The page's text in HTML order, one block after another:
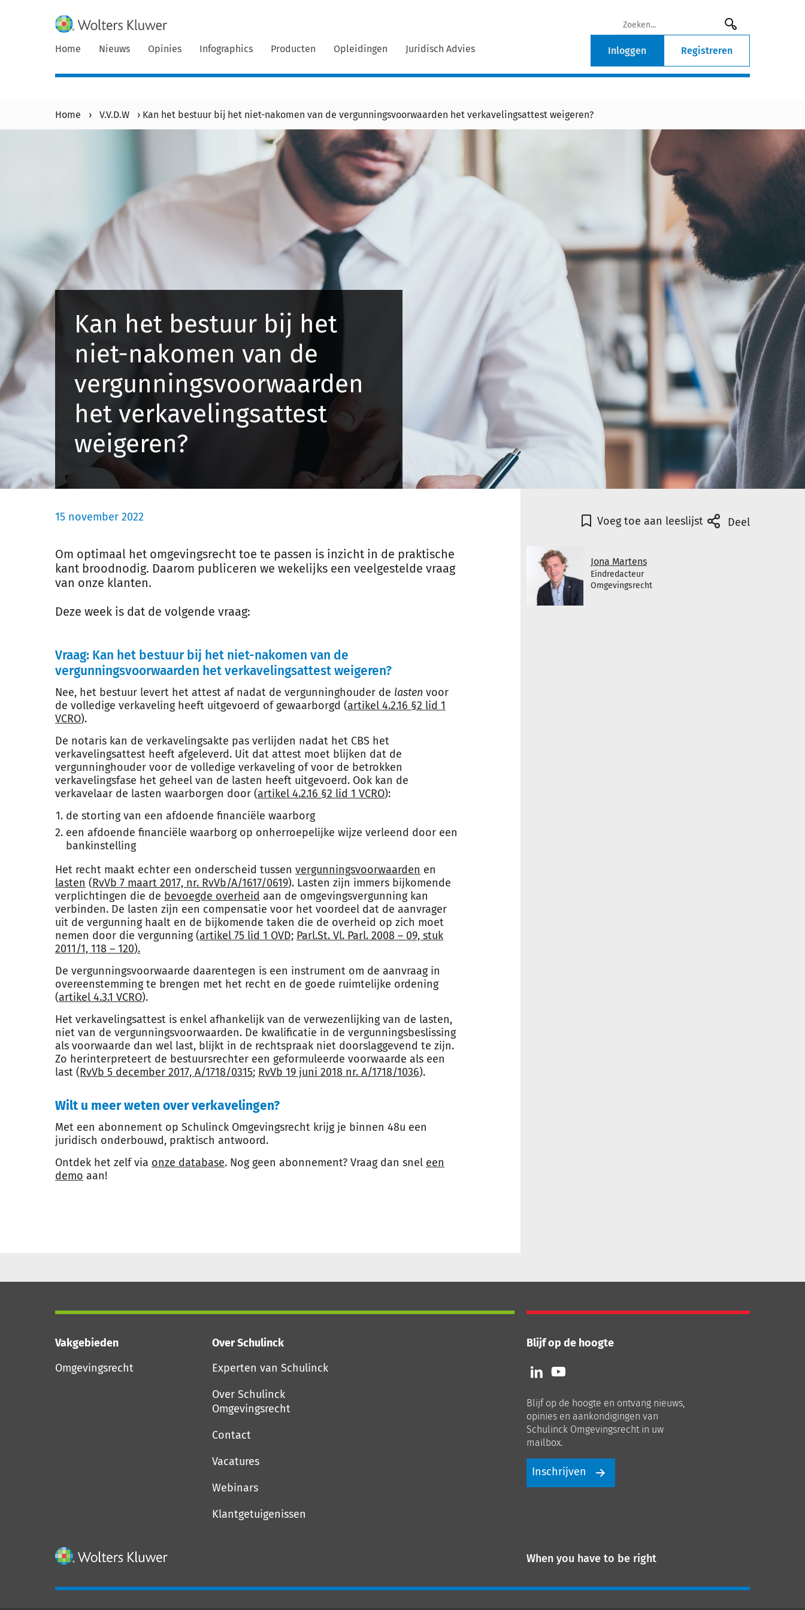
Home Nieuws Opinies Infographics Producten Opleidingen Juridisch Advies Inloggen Registreren
Home › V.V.D.W › Kan het bestuur bij het niet-nakomen van de vergunningsvoorwaarden het verkavelingsattest weigeren?
Kan het bestuur bij het
niet-nakomen van de
vergunningsvoorwaarden
het verkavelingsattest
weigeren?
15 november 2022
Om optimaal het omgevingsrecht toe te passen is inzicht in de praktische
kant broodnodig. Daarom publiceren we wekelijks een veelgestelde vraag
van onze klanten.
Deze week is dat de volgende vraag:
Vraag: Kan het bestuur bij het niet-nakomen van de
vergunningsvoorwaarden het verkavelingsattest weigeren?
Nee, het bestuur levert het attest af nadat de vergunninghouder de lasten voor
de volledige verkaveling heeft uitgevoerd of gewaarborgd (artikel 4.2.16 §2 lid 1
VCRO).
De notaris kan de verkavelingsakte pas verlijden nadat het CBS het
verkavelingsattest heeft afgeleverd. Uit dat attest moet blijken dat de
vergunninghouder voor de volledige verkaveling of voor de betrokken
verkavelingsfase het geheel van de lasten heeft uitgevoerd. Ook kan de
verkavelaar de lasten waarborgen door (artikel 4.2.16 §2 lid 1 VCRO):
de storting van een afdoende financiële waarborg
een afdoende financiële waarborg op onherroepelijke wijze verleend door een
bankinstelling
Het recht maakt echter een onderscheid tussen vergunningsvoorwaarden en
lasten (RvVb 7 maart 2017, nr. RvVb/A/1617/0619). Lasten zijn immers bijkomende
verplichtingen die de bevoegde overheid aan de omgevingsvergunning kan
verbinden. De lasten zijn een compensatie voor het voordeel dat de aanvrager
uit de vergunning haalt en de bijkomende taken die de overheid op zich moet
nemen door die vergunning (artikel 75 lid 1 OVD; Parl.St. Vl. Parl. 2008 – 09, stuk
2011/1, 118 – 120).
De vergunningsvoorwaarde daarentegen is een instrument om de aanvraag in
overeenstemming te brengen met het recht en de goede ruimtelijke ordening
(artikel 4.3.1 VCRO).
Het verkavelingsattest is enkel afhankelijk van de verwezenlijking van de lasten,
niet van de vergunningsvoorwaarden. De kwalificatie in de vergunningsbeslissing
als voorwaarde dan wel last, blijkt in de rechtspraak niet doorslaggevend te zijn.
Zo herinterpreteert de bestuursrechter een geformuleerde voorwaarde als een
last (RvVb 5 december 2017, A/1718/0315; RvVb 19 juni 2018 nr. A/1718/1036).
Wilt u meer weten over verkavelingen?
Met een abonnement op Schulinck Omgevingsrecht krijg je binnen 48u een
juridisch onderbouwd, praktisch antwoord.
Ontdek het zelf via onze database. Nog geen abonnement? Vraag dan snel een
demo aan!
Voeg toe aan leeslijst Deel
Jona Martens
Eindredacteur
Omgevingsrecht
Vakgebieden
Omgevingsrecht
Over Schulinck
Experten van Schulinck
Over Schulinck
Omgevingsrecht
Contact
Vacatures
Webinars
Klantgetuigenissen
Blijf op de hoogte
Volg
ons
LinkedIn
Volg
ons
Youtube
Blijf op de hoogte en ontvang nieuws,
opinies en aankondigingen van
Schulinck Omgevingsrecht in uw
mailbox.
Inschrijven
When you have to be right